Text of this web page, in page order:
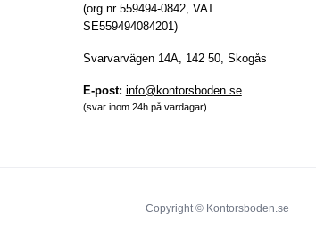
(org.nr 559494-0842, VAT
SE559494084201)
Svarvarvägen 14A, 142 50, Skogås
E-post: info@kontorsboden.se
(svar inom 24h på vardagar)
Copyright © Kontorsboden.se